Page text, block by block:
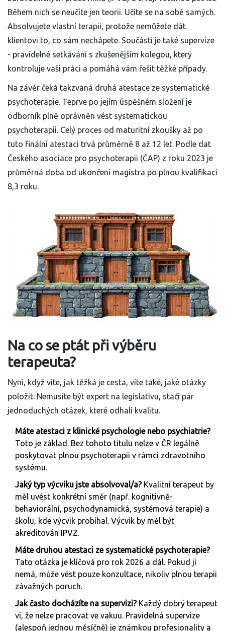
Během nich se neučíte jen teorii. Učíte se na sobě samých.
Absolvujete vlastní terapii, protože nemůžete dát
klientovi to, co sám nechápete. Součástí je také supervize
- pravidelné setkávání s zkušenějším kolegou, který
kontroluje vaši práci a pomáhá vám řešit těžké případy.
Na závěr čeká takzvaná druhá atestace ze systematické
psychoterapie. Teprve po jejím úspěšném složení je
odborník plně oprávněn vést systematickou
psychoterapii. Celý proces od maturitní zkoušky až po
tuto finální atestaci trvá průměrně 8 až 12 let. Podle dat
Českého asociace pro psychoterapii (ČAP) z roku 2023 je
průměrná doba od ukončení magistra po plnou kvalifikaci
8,3 roku.
Na co se ptát při výběru
terapeuta?
Nyní, když víte, jak těžká je cesta, víte také, jaké otázky
položit. Nemusíte být expert na legislativu, stačí pár
jednoduchých otázek, které odhalí kvalitu.
Máte atestaci z klinické psychologie nebo psychiatrie?
Toto je základ. Bez tohoto titulu nelze v ČR legálně
poskytovat plnou psychoterapii v rámci zdravotního
systému.
Jaký typ výcviku jste absolvoval/a?Kvalitní terapeut by
měl uvést konkrétní směr (např. kognitivně-
behaviorální, psychodynamická, systémová terapie) a
školu, kde výcvik probíhal. Výcvik by měl být
akreditován IPVZ.
Máte druhou atestaci ze systematické psychoterapie?
Tato otázka je klíčová pro rok 2026 a dál. Pokud ji
nemá, může vést pouze konzultace, nikoliv plnou terapii
závažných poruch.
Jak často docházíte na supervizi?Každý dobrý terapeut
ví, že nelze pracovat ve vakuu. Pravidelná supervize
(alespoň jednou měsíčně) je známkou profesionality a